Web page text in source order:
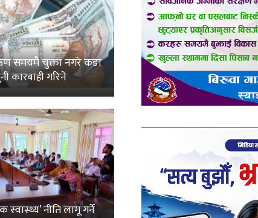
समयमै चुक्ता नगरे कडा
कारबाही गरिने
नीति लागू गर्ने